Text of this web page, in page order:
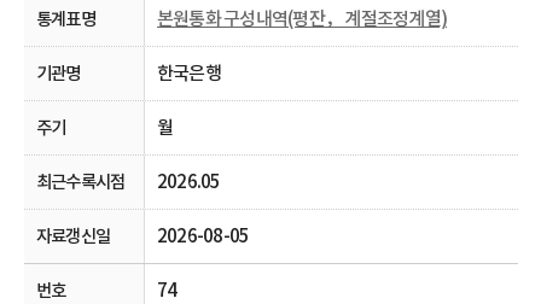
본원통화 구성내역(평잔， 계절조정계열)
한국은행
월
2026.05
2026-08-05
74